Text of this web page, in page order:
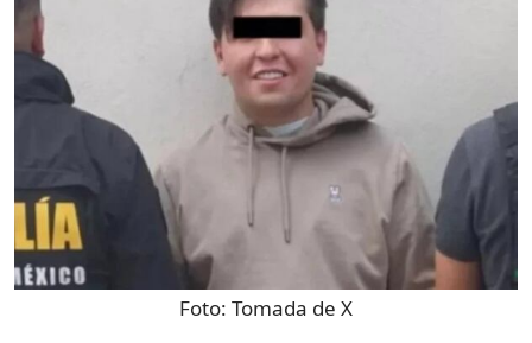
Foto: Tomada de X